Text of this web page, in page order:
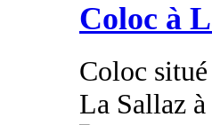
Coloc à
Coloc
La Sallaz